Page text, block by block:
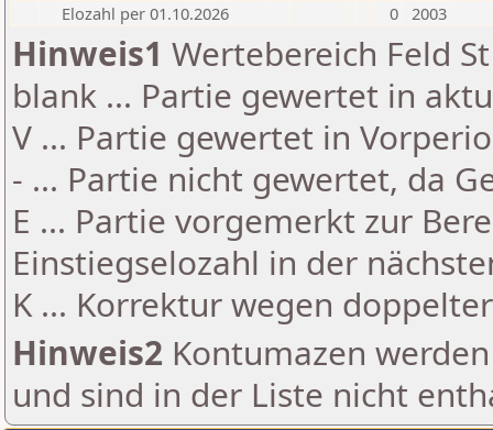
Elozahl per 01.10.2026
0 2003
Hinweis1 Wertebereich Feld
blank ... Partie gewertet in
V ... Partie gewertet in
- ... Partie nicht gewertet, da
E ... Partie vorgemerkt zur
Einstiegselozahl in der
K ... Korrektur wegen
Hinweis2 Kontumazen
und sind in der Liste nicht